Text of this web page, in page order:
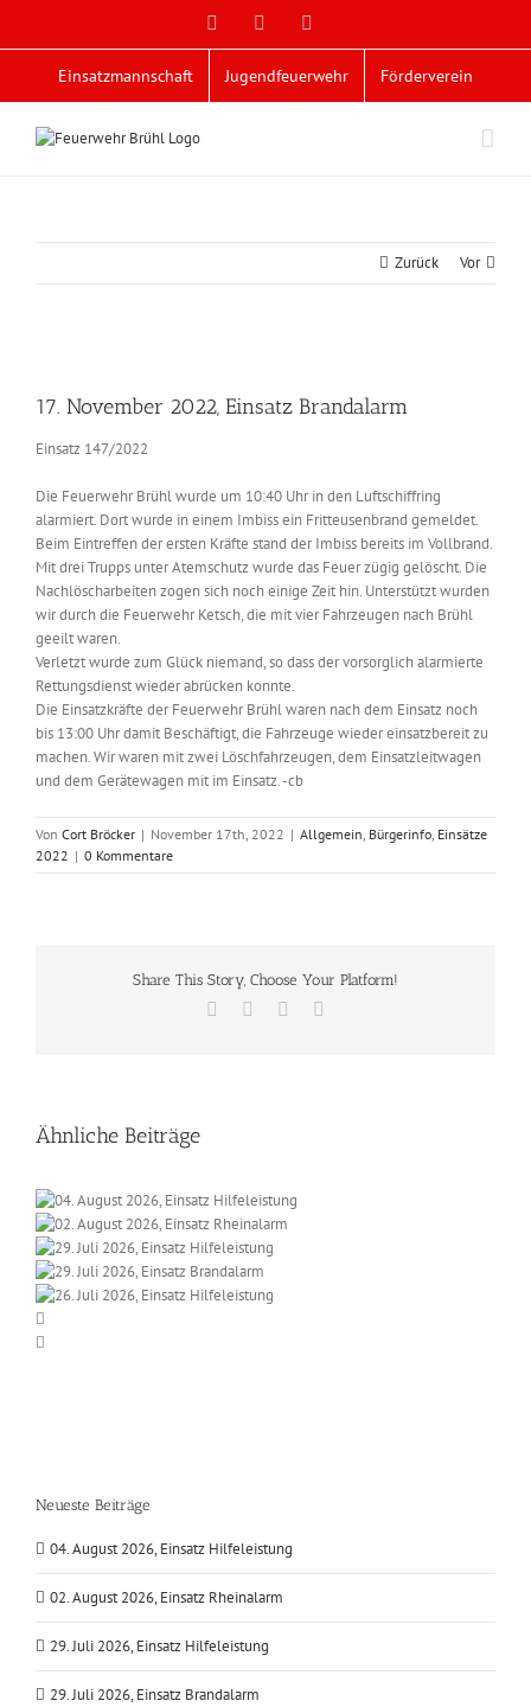
Facebook
Einsatzmannschaft Jugendfeuerwehr Förderverein
Zurück Vor
Bild
17. November 2022, Einsatz Brandalarm
Einsatz 147/2022
Die Feuerwehr Brühl wurde um 10:40 Uhr in den Luftschiffring
alarmiert. Dort wurde in einem Imbiss ein Fritteusenbrand gemeldet.
Beim Eintreffen der ersten Kräfte stand der Imbiss bereits im Vollbrand.
Mit drei Trupps unter Atemschutz wurde das Feuer zügig gelöscht. Die
Nachlöscharbeiten zogen sich noch einige Zeit hin. Unterstützt wurden
wir durch die Feuerwehr Ketsch, die mit vier Fahrzeugen nach Brühl
geeilt waren.
Verletzt wurde zum Glück niemand, so dass der vorsorglich alarmierte
Rettungsdienst wieder abrücken konnte.
Die Einsatzkräfte der Feuerwehr Brühl waren nach dem Einsatz noch
bis 13:00 Uhr damit Beschäftigt, die Fahrzeuge wieder einsatzbereit zu
machen. Wir waren mit zwei Löschfahrzeugen, dem Einsatzleitwagen
und dem Gerätewagen mit im Einsatz. -cb
Von Cort Bröcker | November 17th, 2022 | Allgemein, Bürgerinfo, Einsätze
2022 | 0 Kommentare
Share This Story, Choose Your Platform!
Facebook
Ähnliche Beiträge
Neueste Beiträge
04. August 2026, Einsatz Hilfeleistung
02. August 2026, Einsatz Rheinalarm
29. Juli 2026, Einsatz Hilfeleistung
29. Juli 2026, Einsatz Brandalarm